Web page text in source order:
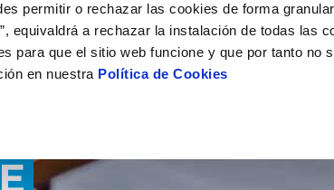
permitir o rechazar las cookies de forma
equivaldrá a rechazar la instalación de todas las
para que el sitio web funcione y que por tanto no
en nuestra Política de Cookies